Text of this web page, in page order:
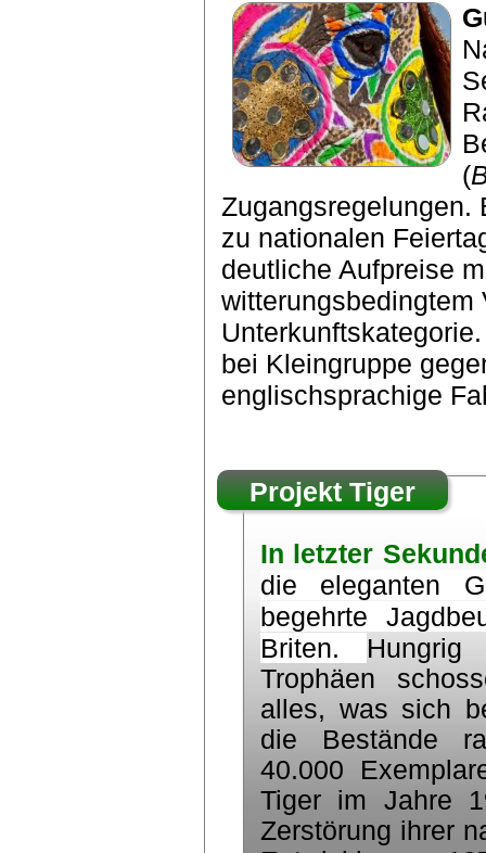
(
Zugangsregelungen.
zu nationalen
deutliche Aufpreise
witterungsbedingtem
bei Kleingruppe
englischsprachige
Projekt Tiger
In letzter
die eleganten
begehrte
Briten.
Trophäen
alles, was sich
die Bestände
40.000
Tiger im Jahre
Zerstörung ihrer